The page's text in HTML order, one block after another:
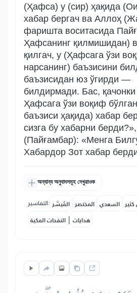
(Ҳафса) у (сир) ҳақида
хабар бергач ва Аллоҳ
фаришта воситасида
Ҳафсанинг қилмишидан)
қилгач, у (Ҳафсага ўзи
нарсанинг) баъзисини
баъзисидан юз ўгирди —
билдирмади. Бас,
Ҳафсага ўзи воқиф
баъзиси ҳақида) хабар
сизга бу хабарни
(Пайғамбар): «Менга
Хабардор Зот хабар
অন্যান্য অনুবাদসমূহ দেখুৱাওক
التفاسير: المُيسَّر المختصر السعدي كثير
النفحات المكية | هدايات